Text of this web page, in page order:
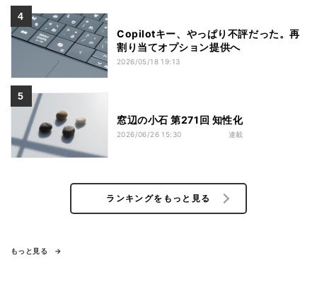
Copilotキー、やっぱり不評だった。再
割り当てオプション提供へ
2026/05/18 19:13
窓辺の小石 第271回 知性化
2026/06/26 15:30 連載
ランキングをもっと見る
もっと見る